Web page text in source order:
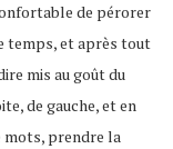
de pérorer
temps, et après tout
mis au goût du
de gauche, et en
mots, prendre la